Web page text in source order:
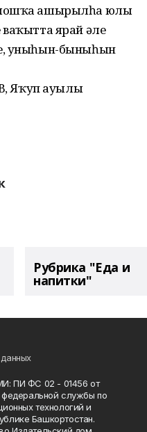
ашырылһа юлы
ярай әле
уныһын-быныһын
Яҡуп ауылы
Рубрика "Еда и
напитки"
ПИ ФС 02 - 01456 от
федеральной службы по
технологий и
Башкортостан.